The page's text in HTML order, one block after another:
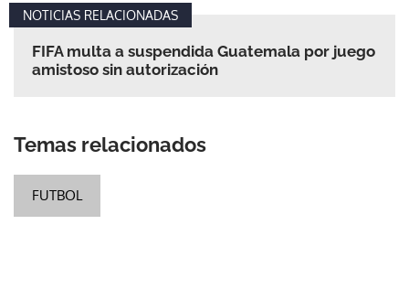
NOTICIAS RELACIONADAS
FIFA multa a suspendida Guatemala por juego
amistoso sin autorización
Temas relacionados
FUTBOL